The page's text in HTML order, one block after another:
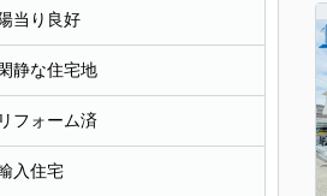
当り良好
静な住宅地
リフォーム済
入住宅